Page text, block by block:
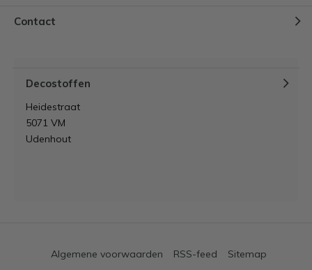
Contact
Decostoffen
Heidestraat
5071 VM
Udenhout
Algemene voorwaarden RSS-feed Sitemap